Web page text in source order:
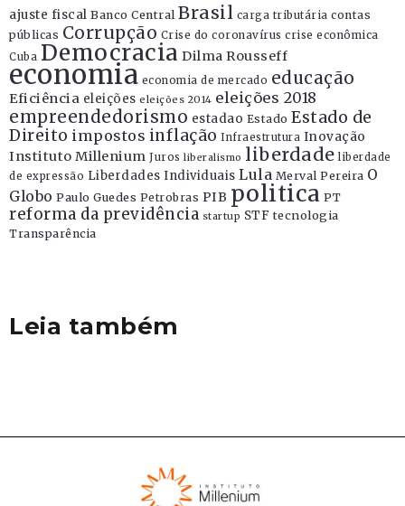
ajuste fiscal Banco Central Brasil carga tributária contas
públicas Corrupção Crise do coronavírus crise econômica
Cuba Democracia Dilma Rousseff
economia economia de mercado educação
Eficiência eleições eleições 2014 eleições 2018
empreendedorismo estadao Estado Estado de
Direito impostos inflação Infraestrutura Inovação
Instituto Millenium Juros liberalismo liberdade liberdade
de expressão Liberdades Individuais Lula Merval Pereira O
Globo Paulo Guedes Petrobras PIB politica PT
reforma da previdência startup STF tecnologia
Transparência
Leia também